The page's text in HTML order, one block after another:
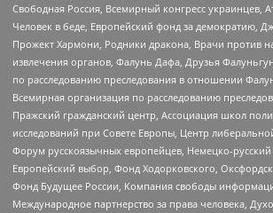
Свободная Россия, Всемирный конгресс украинцев,
Человек в беде, Европейский фонд за демократию,
Прожект Хармони, Родники дракона, Врачи против
извлечения органов, Фалунь Дафа, Друзья
по расследованию преследования в отношении
Всемирная организация по расследованию
Пражский гражданский центр, Ассоциация школ
исследований при Совете Европы, Центр
Форум русскоязычных европейцев, Немецко-
Европейский выбор, Фонд Ходорковского,
Фонд Будущее России, Компания свободы
Международное партнерство за права человека,